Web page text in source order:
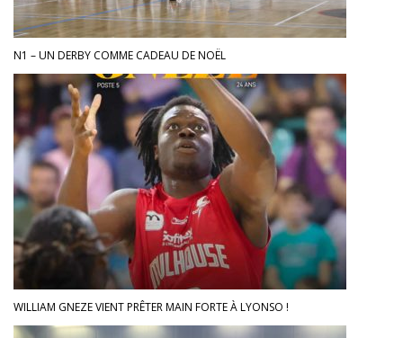
N1 – UN DERBY COMME CADEAU DE NOËL
WILLIAM GNEZE VIENT PRÊTER MAIN FORTE À LYONSO !